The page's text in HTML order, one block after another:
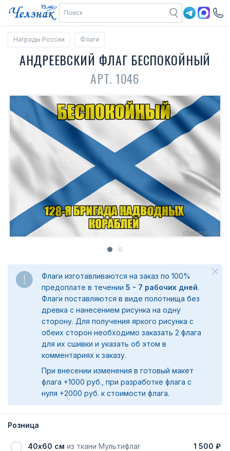
Награды России Флаги
АНДРЕЕВСКИЙ ФЛАГ БЕСПОКОЙНЫЙ
АРТ. 1046
Флаги изготавливаются на заказ по 100%
предоплате в течении 5 - 7 рабочих дней.
Флаги поставляются в виде полотнища без
древка с нанесением рисунка на одну
сторону. Для получения яркого рисунка с
обеих сторон необходимо заказать 2 флага
для их сшивки и указать об этом в
комментариях к заказу.
При внесении изменения в готовый макет
флага +1000 руб., при разработке флага с
нуля +2000 руб. к стоимости флага.
Розница
40х60 см из ткани Мультифлаг 1 500 ₽